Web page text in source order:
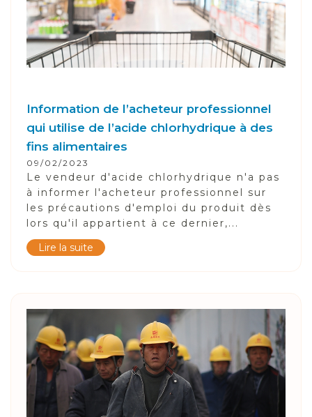
Information de l’acheteur professionnel
qui utilise de l’acide chlorhydrique à des
fins alimentaires
09/02/2023
Le vendeur d'acide chlorhydrique n'a pas
à informer l'acheteur professionnel sur
les précautions d'emploi du produit dès
lors qu'il appartient à ce dernier,...
Lire la suite